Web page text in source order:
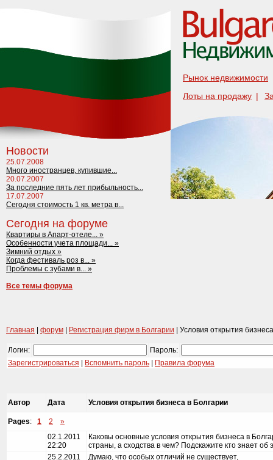
Рынок недвижимости
Лоты на продажу |
Новости
25.07.2008
Много иностранцев, купившие...
20.07.2007
За последние пять лет прибыльность...
17.07.2007
Сегодня стоимость 1 кв. метра в...
Сегодня на форуме
Квартиры в Апарт-отеле... »
Особенности учета площади... »
Зимний отдых »
Когда фестиваль роз в... »
Проблемы с зубами в... »
Все темы форума
Главная форум Регистрация фирм в Болгарии | Условия открытия
Логин:
Пароль:
Зарегистрироваться
Вспомнить пароль Правила форума
Автор Дата Условия открытия бизнеса в Болгарии
Pages: 1 2
»
02.1.2011
22:20
Каковы основные условия открытия бизнеса в
страны, а сходства в чем? Подскажите кто знает об
25.2.2011
Думаю, что особых отличий не существует,